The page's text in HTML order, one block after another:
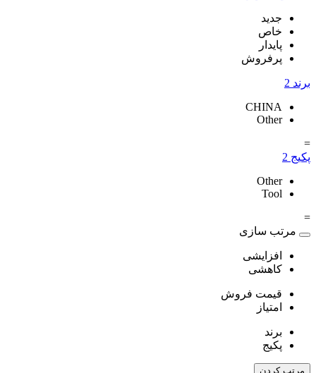
جدید
خاص
پایدار
پرفروش
برند 2
CHINA
Other
=
پکیج 2
Other
Tool
=
مرتب سازی
افزایشی
کاهشی
قیمت فروش
امتیاز
برند
پکیج
مرتب کردن